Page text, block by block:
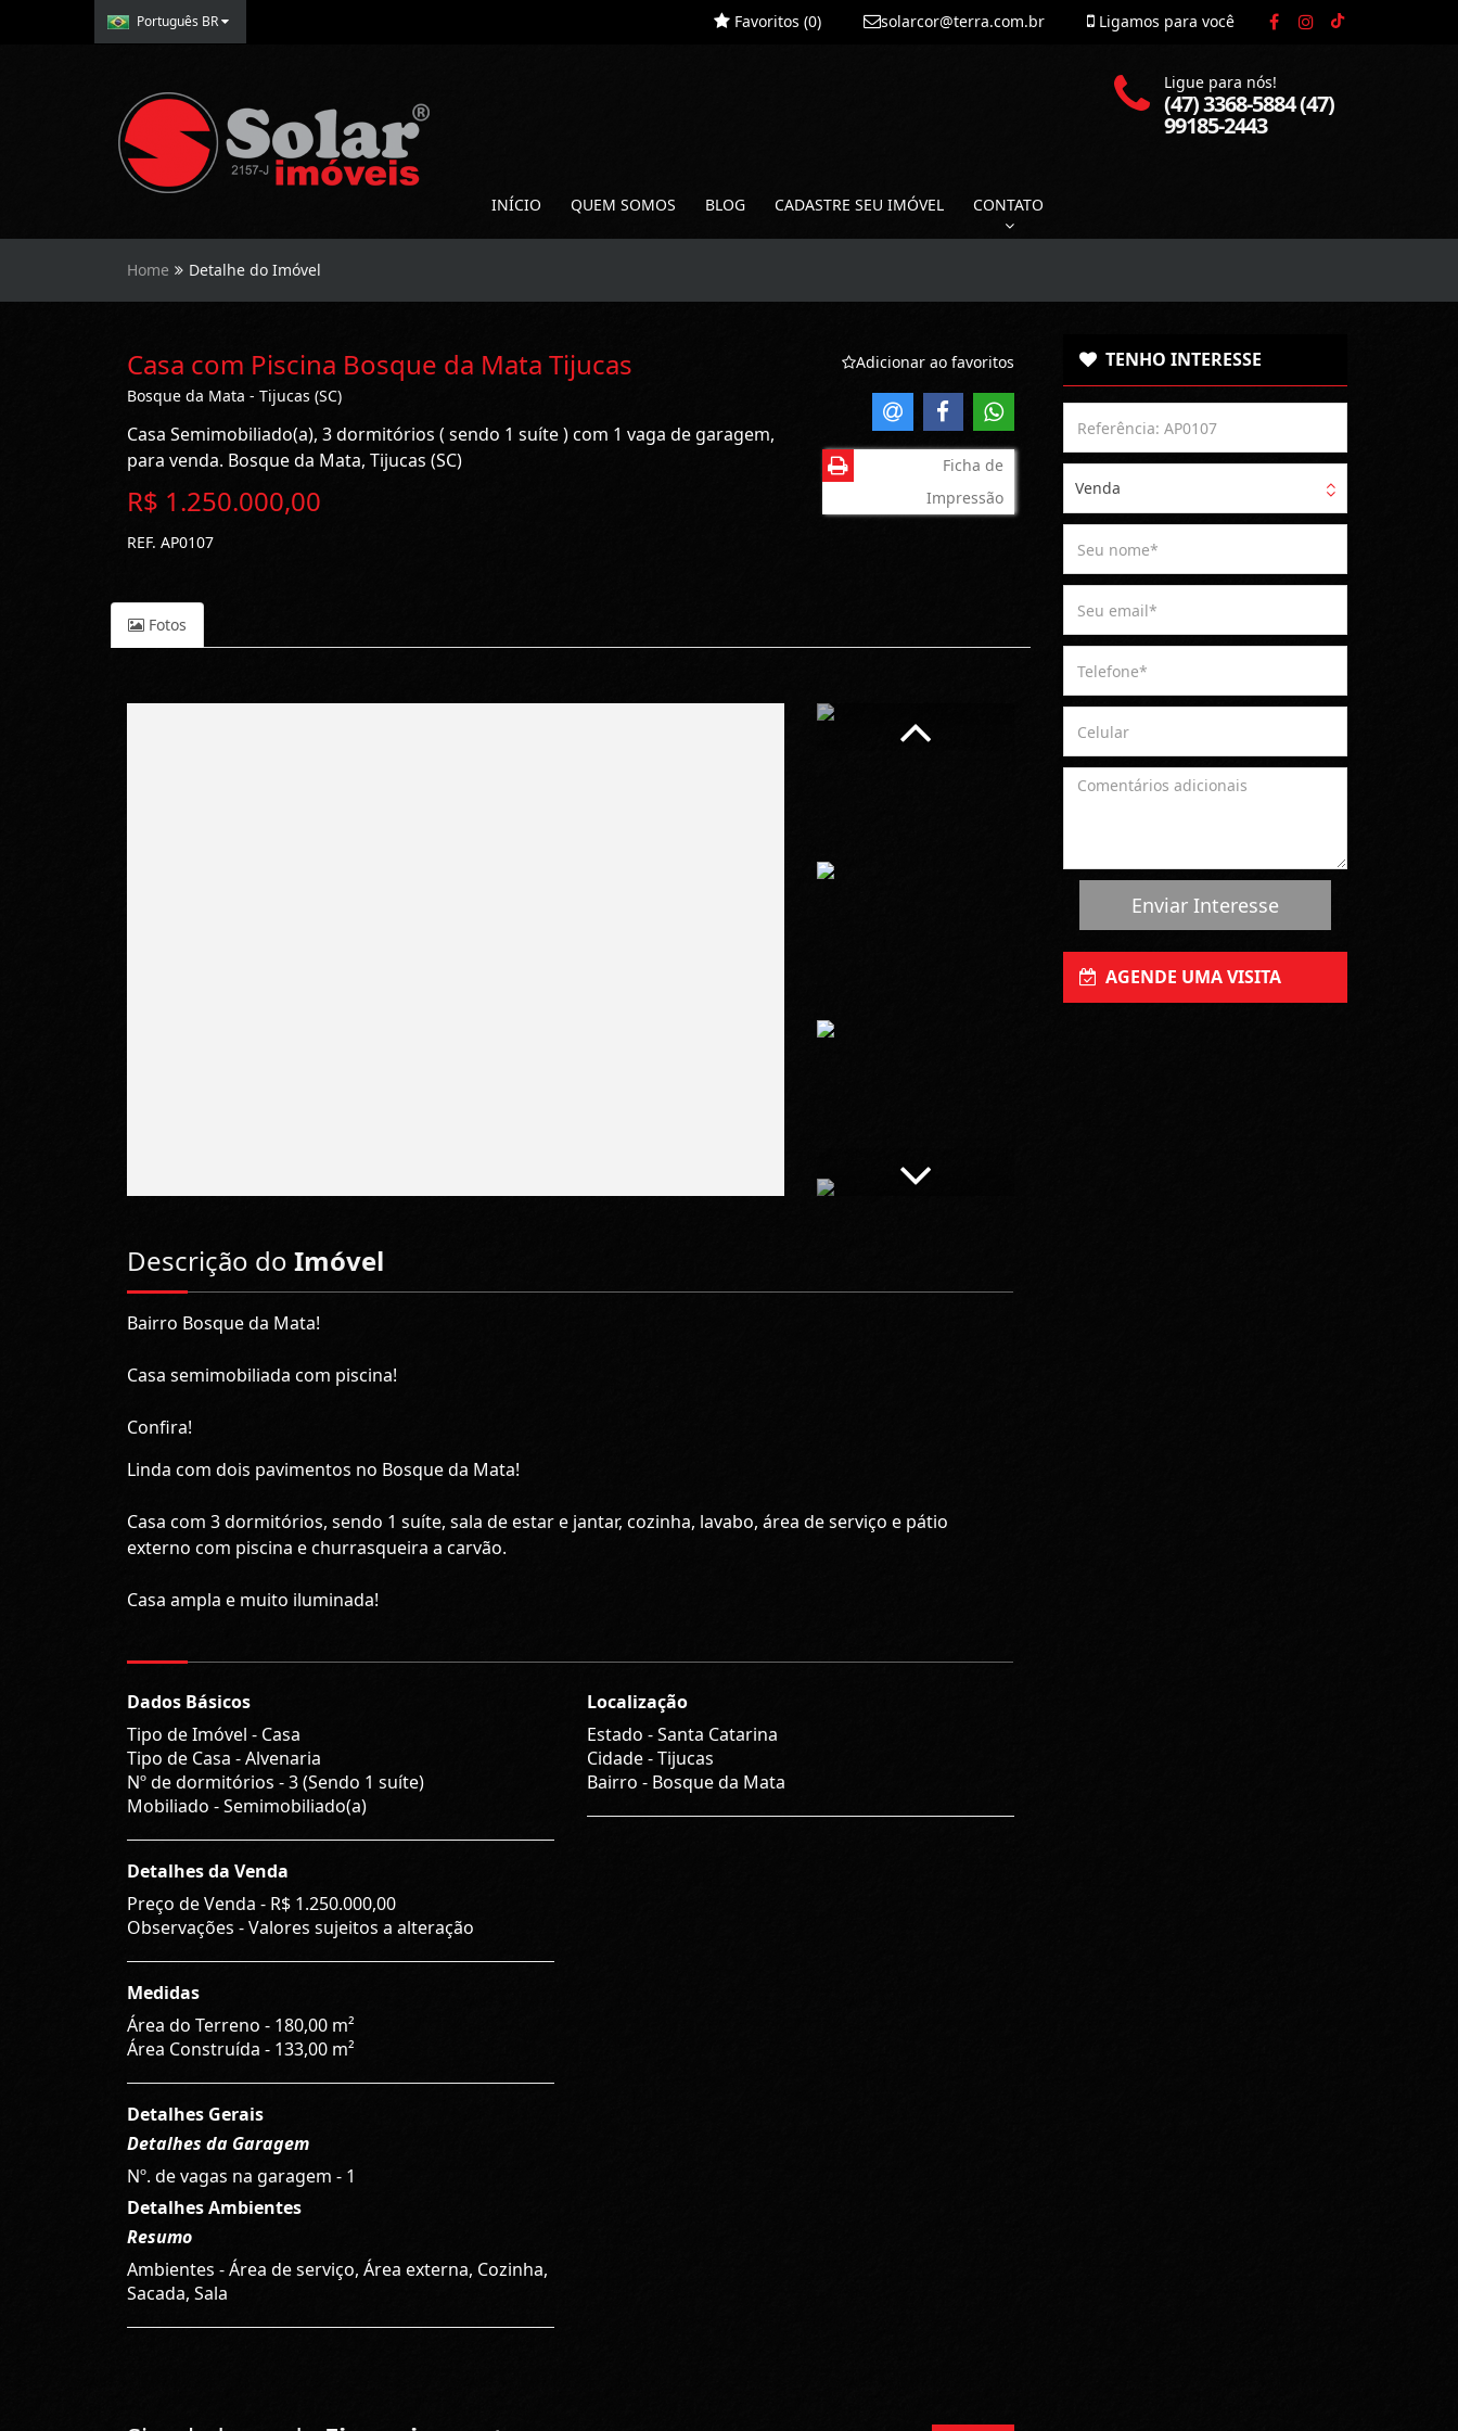
Português BR Ligamos para você
solarcor@terra.com.br
Favoritos (0)
INÍCIO QUEM SOMOS BLOG CADASTRE SEU IMÓVEL CONTATO
Ligue para nós!
(47) 3368-5884 (47)
99185-2443
Home Detalhe do Imóvel
Casa com Piscina Bosque da Mata Tijucas
Bosque da Mata - Tijucas (SC)
Casa Semimobiliado(a), 3 dormitórios ( sendo 1 suíte ) com 1 vaga de garagem,
para venda. Bosque da Mata, Tijucas (SC)
R$ 1.250.000,00
REF. AP0107
Adicionar ao favoritos
Ficha de
Impressão
Fotos
Descrição do Imóvel
Bairro Bosque da Mata!
Casa semimobiliada com piscina!
Confira!
Linda com dois pavimentos no Bosque da Mata!
Casa com 3 dormitórios, sendo 1 suíte, sala de estar e jantar, cozinha, lavabo, área de serviço e pátio
externo com piscina e churrasqueira a carvão.
Casa ampla e muito iluminada!
Dados Básicos
Tipo de Imóvel - Casa
Tipo de Casa - Alvenaria
Nº de dormitórios - 3 (Sendo 1 suíte)
Mobiliado - Semimobiliado(a)
Detalhes da Venda
Preço de Venda - R$ 1.250.000,00
Observações - Valores sujeitos a alteração
Medidas
Área do Terreno - 180,00 m²
Área Construída - 133,00 m²
Detalhes Gerais
Detalhes da Garagem
Nº. de vagas na garagem - 1
Detalhes Ambientes
Resumo
Ambientes - Área de serviço, Área externa, Cozinha,
Sacada, Sala
Localização
Estado -Santa Catarina
Cidade -Tijucas
Bairro - Bosque da Mata
TENHO INTERESSE
Venda
Enviar Interesse
AGENDE UMA VISITA